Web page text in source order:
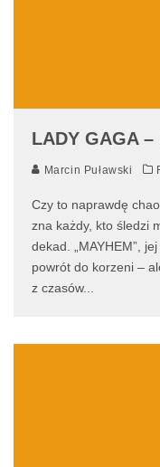
LADY GAGA –
Marcin Puławski
Czy to naprawdę
zna każdy, kto śledzi
dekad. „MAYHEM”,
powrót do korzeni –
z czasów...